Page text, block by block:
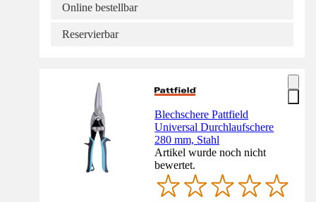
Online bestellbar
Reservierbar
Blechschere Pattfield
Universal Durchlaufschere
280 mm, Stahl
Artikel wurde noch nicht
bewertet.